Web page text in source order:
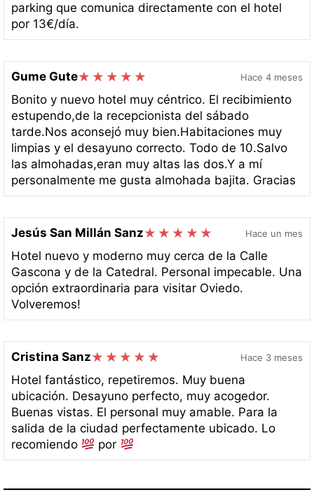
parking que comunica directamente con el hotel
por 13€/día.
Gume Gute Hace 4 meses
Bonito y nuevo hotel muy céntrico. El recibimiento
estupendo,de la recepcionista del sábado
tarde.Nos aconsejó muy bien.Habitaciones muy
limpias y el desayuno correcto. Todo de 10.Salvo
las almohadas,eran muy altas las dos.Y a mí
personalmente me gusta almohada bajita. Gracias
Jesús San Millán Sanz Hace un mes
Hotel nuevo y moderno muy cerca de la Calle
Gascona y de la Catedral. Personal impecable. Una
opción extraordinaria para visitar Oviedo.
Volveremos!
Cristina Sanz Hace 3 meses
Hotel fantástico, repetiremos. Muy buena
ubicación. Desayuno perfecto, muy acogedor.
Buenas vistas. El personal muy amable. Para la
salida de la ciudad perfectamente ubicado. Lo
recomiendo
por